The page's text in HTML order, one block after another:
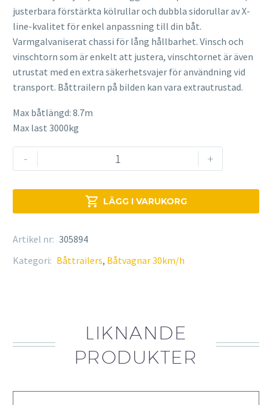
justerbara förstärkta kölrullar och dubbla sidorullar av X-
line-kvalitet för enkel anpassning till din båt.
Varmgalvaniserat chassi för lång hållbarhet. Vinsch och
vinschtorn som är enkelt att justera, vinschtornet är även
utrustat med en extra säkerhetsvajer för användning vid
transport. Båttrailern på bilden kan vara extrautrustad.
Max båtlängd: 8.7m
Max last 3000kg
-
Brenderup
Båtvagn
X
+
 LÄGG I VARUKORG
Artikel nr: 305894
Kategori: Båttrailers, Båtvagnar 30km/h
LIKNANDE
PRODUKTER